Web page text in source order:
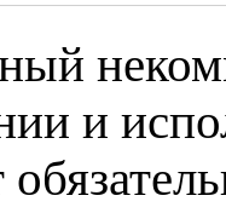
и